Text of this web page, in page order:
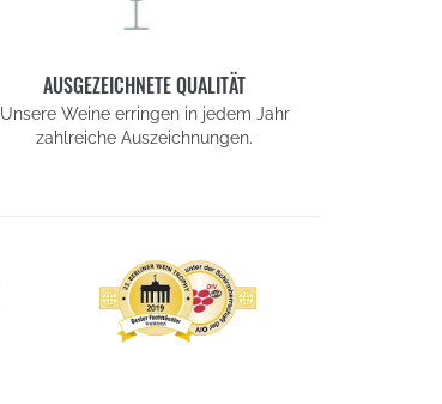
AUSGEZEICHNETE QUALITÄT
Unsere Weine erringen in jedem Jahr
zahlreiche Auszeichnungen.